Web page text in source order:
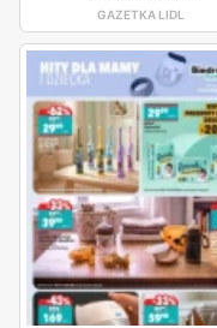
GAZETKA LIDL